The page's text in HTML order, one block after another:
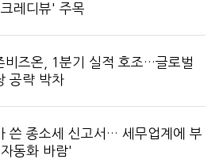
레디뷰' 주목
비즈온, 1분기 실적 호조…글로벌
공략 박차
쓴 종소세 신고서… 세무업계에 부
동화 바람'